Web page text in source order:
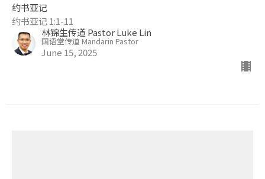
约书亚记
约书亚记 1:1-11
林锦生传道 Pastor Luke Lin
国语堂传道 Mandarin Pastor
June 15, 2025